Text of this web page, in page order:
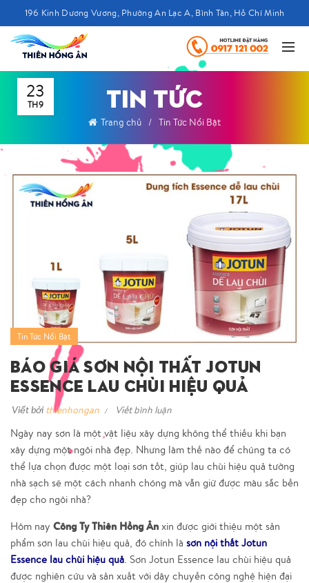
196 Kinh Dương Vương, Phường An Lạc A, Bình Tân, Hồ Chí Minh
TIN TỨC
Trang chủ Tin Tức Nổi Bật
23
TH9
Tin Tức Nổi Bật
Báo Giá Sơn Nội Thất Jotun
Essence Lau Chùi Hiệu Quả
Viết bởi thienhongan Viết bình luận
Ngày nay sơn là một vật liệu xây dựng không thể thiếu khi bạn
xây dựng một ngôi nhà đẹp. Nhưng làm thế nào để chúng ta có
thể lựa chọn được một loại sơn tốt, giúp lau chùi hiệu quả tường
nhà sạch sẽ một cách nhanh chóng mà vẫn giữ được màu sắc bền
đẹp cho ngôi nhà?
Hôm nay Công Ty Thiên Hồng Ân xin được giới thiệu một sản
phẩm sơn lau chùi hiệu quả, đó chính là sơn nội thất Jotun
Essence lau chùi hiệu quả . Sơn Jotun Essence lau chùi hiệu quả
được nghiên cứu và sản xuất với dây chuyền công nghệ hiện đại